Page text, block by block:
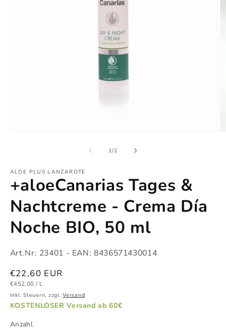
1/von
2
ALOE PLUS LANZAROTE
+aloeCanarias Tages &
Nachtcreme - Crema Día
Noche BIO, 50 ml
Art.Nr: 23401 - EAN: 8436571430014
Normaler
Preis
€22,60 EUR
GRUNDPREIS
€452,00 / PRO
L
Inkl. Steuern, zzgl.Versand
KOSTENLOSER Versand ab 60€
Anzahl